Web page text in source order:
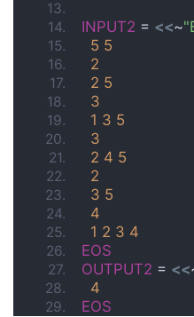
INPUT2 = <<~
5 5
2
2 5
3
1 3 5
3
2 4 5
2
3 5
4
1 2 3 4
EOS
OUTPUT2 = <<
4
EOS